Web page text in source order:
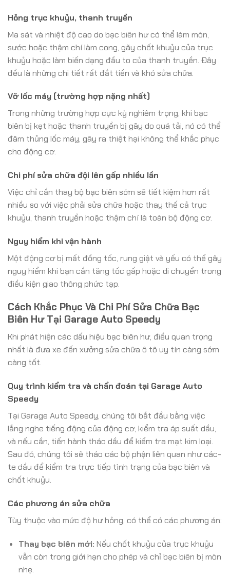
Hỏng trục khuỷu, thanh truyền
Ma sát và nhiệt độ cao do bạc biên hư có thể làm mòn,
sước hoặc thậm chí làm cong, gãy chốt khuỷu của trục
khuỷu hoặc làm biến dạng đầu to của thanh truyền. Đây
đều là những chi tiết rất đắt tiền và khó sửa chữa.
Vỡ lốc máy (trường hợp nặng nhất)
Trong những trường hợp cực kỳ nghiêm trọng, khi bạc
biên bị kẹt hoặc thanh truyền bị gãy do quá tải, nó có thể
đâm thủng lốc máy, gây ra thiệt hại không thể khắc phục
cho động cơ.
Chi phí sửa chữa đội lên gấp nhiều lần
Việc chỉ cần thay bộ bạc biên sớm sẽ tiết kiệm hơn rất
nhiều so với việc phải sửa chữa hoặc thay thế cả trục
khuỷu, thanh truyền hoặc thậm chí là toàn bộ động cơ.
Nguy hiểm khi vận hành
Một động cơ bị mất đồng tốc, rung giật và yếu có thể gây
nguy hiểm khi bạn cần tăng tốc gấp hoặc di chuyển trong
điều kiện giao thông phức tạp.
Cách Khắc Phục Và Chi Phí Sửa Chữa Bạc
Biên Hư Tại Garage Auto Speedy
Khi phát hiện các dấu hiệu bạc biên hư, điều quan trọng
nhất là đưa xe đến xưởng sửa chữa ô tô uy tín càng sớm
càng tốt.
Quy trình kiểm tra và chẩn đoán tại Garage Auto
Speedy
Tại Garage Auto Speedy, chúng tôi bắt đầu bằng việc
lắng nghe tiếng động của động cơ, kiểm tra áp suất dầu,
và nếu cần, tiến hành tháo dầu để kiểm tra mạt kim loại.
Sau đó, chúng tôi sẽ tháo các bộ phận liên quan như các-
te dầu để kiểm tra trực tiếp tình trạng của bạc biên và
chốt khuỷu.
Các phương án sửa chữa
Tùy thuộc vào mức độ hư hỏng, có thể có các phương án:
Thay bạc biên mới: Nếu chốt khuỷu của trục khuỷu
vẫn còn trong giới hạn cho phép và chỉ bạc biên bị mòn
nhẹ.